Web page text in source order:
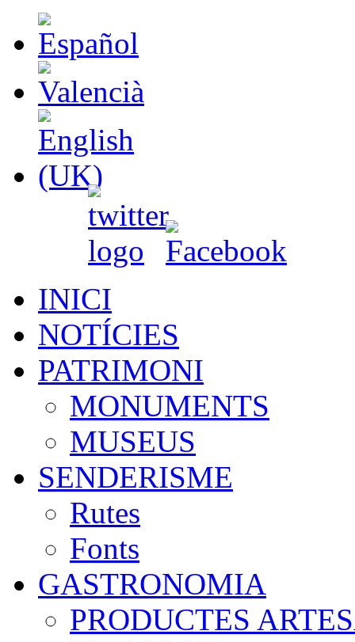
INICI
NOTÍCIES
PATRIMONI
MONUMENTS
MUSEUS
SENDERISME
Rutes
Fonts
GASTRONOMIA
PRODUCTES